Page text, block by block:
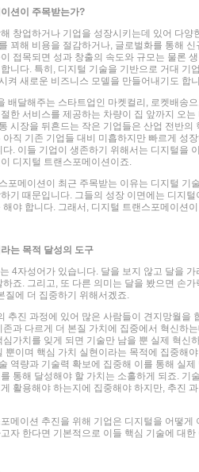
션이 주목받는가?
창업하거나 기업을 성장시키는데 있어 다
꾀해 비용을 절감하거나, 글로벌화를 통해
접목되면 성과 창출의 속도와 규모는 물론
니다. 특히, 디지털 기술을 기반으로 거대 기
켜 새로운 비즈니스 모델을 만들어내기도 합
배달해주는 스타트업인 마켓컬리, 로켓배송
한 서비스를 제공하는 차량이 집 앞까지 오
시장을 뒤흔드는 작은 기업들은 산업 전반
직 기존 기업들 대비 미흡하지만 빠르게 성
. 이들 기업이 생존하기 위해서는 디지털을
디지털 트랜스포메이션이죠.
포메이션이 최근 주목받는 이유는 디지털 기
기 때문입니다. 그들의 성장 이면에는 디지
야 합니다. 그래서, 디지털 트랜스포메이션
는 목적 달성의 도구
4자성어가 있습니다. 달을 보지 않고 달을
죠. 그리고, 또 다른 의미는 달을 봤으면 손
질에 더 집중하기 위해서겠죠.
추진 과정에 있어 많은 사람들이 견지망월을
과 다르게 더 본질 가치에 집중에서 혁신하
가치를 잊게 되면 기술만 남을 뿐 실제 혁신
뿐이며 핵심 가치 실현이라는 목적에 집중해
역량과 기술력 확보에 집중해 이를 통해 실
통해 달성해야 할 가치는 소홀하게 되죠. 기
활용해야 하는지에 집중해야 하지만, 추진
메이션 추진을 위해 기업은 디지털을 어떻
자 한다면 기본적으로 이들 핵심 기술에 대